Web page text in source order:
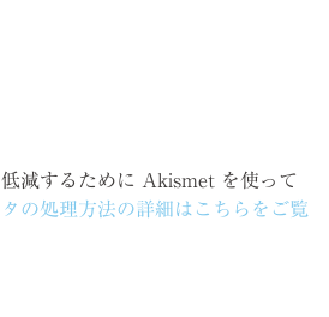
減するために Akismet を使って
の処理方法の詳細はこちらをご覧